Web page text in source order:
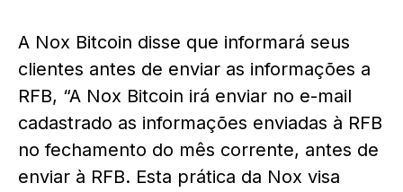
A Nox Bitcoin disse que informará seus
clientes antes de enviar as informações a
RFB, “A Nox Bitcoin irá enviar no e-mail
cadastrado as informações enviadas à RFB
no fechamento do mês corrente, antes de
enviar à RFB. Esta prática da Nox visa